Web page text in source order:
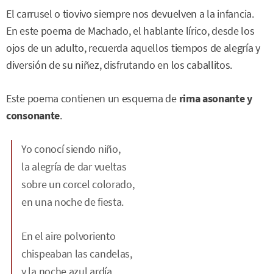
El carrusel o tiovivo siempre nos devuelven a la infancia.
En este poema de Machado, el hablante lírico, desde los
ojos de un adulto, recuerda aquellos tiempos de alegría y
diversión de su niñez, disfrutando en los caballitos.
Este poema contienen un esquema de rima asonante y
consonante.
Yo conocí siendo niño,
la alegría de dar vueltas
sobre un corcel colorado,
en una noche de fiesta.
En el aire polvoriento
chispeaban las candelas,
y la noche azul ardía